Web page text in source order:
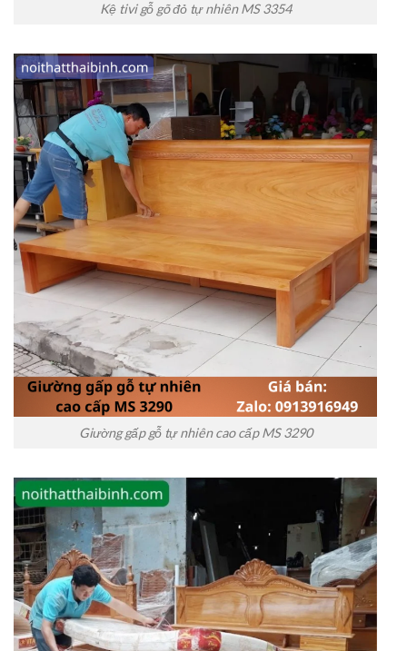
Kệ tivi gỗ gõ đỏ tự nhiên MS 3354
Giường gấp gỗ tự nhiên cao cấp MS 3290